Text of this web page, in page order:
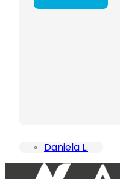
« Daniela L.